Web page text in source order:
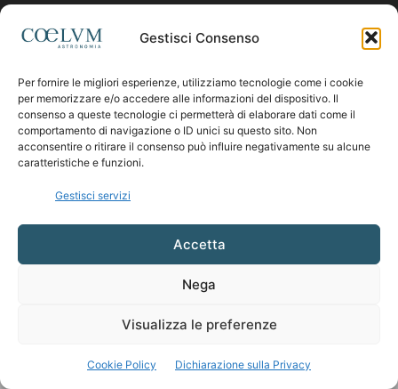
Gestisci Consenso
Per fornire le migliori esperienze, utilizziamo tecnologie come i cookie
per memorizzare e/o accedere alle informazioni del dispositivo. Il
consenso a queste tecnologie ci permetterà di elaborare dati come il
comportamento di navigazione o ID unici su questo sito. Non
acconsentire o ritirare il consenso può influire negativamente su alcune
caratteristiche e funzioni.
Gestisci servizi
Accetta
Nega
Visualizza le preferenze
Cookie Policy Dichiarazione sulla Privacy
SEGUICI